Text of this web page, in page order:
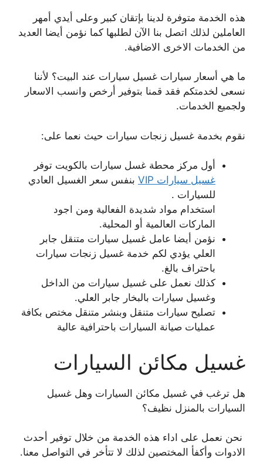
هذه الخدمة متوفرة لدينا بإتقان كبير وعلى أيدي أمهر
العاملين لذلك اتصل بنا الآن لطلبها كما نؤمن أيضا العديد
من الخدمات الاخرى الاضافية.
ما هي أسعار سيارات غسيل سيارات عند البيت؟ لأننا
نسعى لخدمتكم فقد قمنا بتوفير أرخص وانسب الاسعار
ولجميع الخدمات.
نقوم بخدمة غسيل زنجات سيارات حيث نعما على:
أول مركز محطة غسل سيارات بالكويت توفر
غسيل سيارات VIP
بنفس سعر الغسيل العادي
للسيارات .
استخدام مواد شديدة الفعالية ومن اجود
الماركات العالمية أو المحلية.
نؤمن أيضا عامل غسيل سيارات متنقل جابر
العلي يؤدي لكم خدمة غسيل زنجات سيارات
باحتراف بالغ.
كذلك نعمل على غسيل سيارات من الداخل
وغسيل سيارات بالبخار جابر العلي.
تصليح سيارات متنقل وبنشر متنقل مختص بكافة
عمليات صيانة السيارات باحترافية عالية
غسيل مكائن السيارات
هل ترغب في غسيل مكائن السيارات وهل غسيل
السيارات بالمنزل نظيف؟
نحن نعمل على اداء هذه الخدمة من خلال توفير أحدث
الادوات وأكفأ المختصين لذلك لا تتأخر في التواصل معنا.